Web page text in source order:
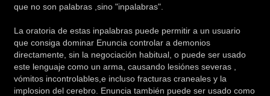
que no son palabras ,sino "inpalabras".
La oratoria de estas inpalabras puede permitir a un usuario
que consiga dominar Enuncia controlar a demonios
directamente, sin la negociación habitual, o puede ser usado
este lenguaje como un arma, causando lesiónes severas ,
vómitos incontrolables,e incluso fracturas craneales y la
implosion del cerebro. Enuncia también puede ser usado como